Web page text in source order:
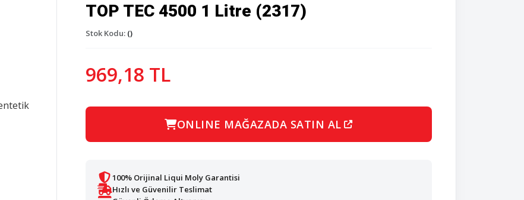
TOP TEC 4500 1 Litre (2317)
Stok Kodu: ()
969,18 TL
ONLINE MAĞAZADA SATIN AL
100% Orijinal Liqui Moly Garantisi
Hızlı ve Güvenilir Teslimat